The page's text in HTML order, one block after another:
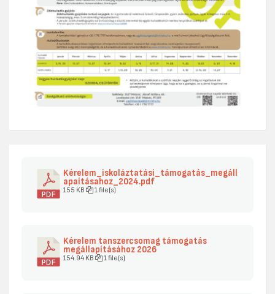
Kérelem_iskoláztatási_támogatás_megáll
apaításahoz_2024.pdf
155 KB 1 file(s)
Kérelem tanszercsomag támogatás
megállapításához 2026
154.94 KB 1 file(s)